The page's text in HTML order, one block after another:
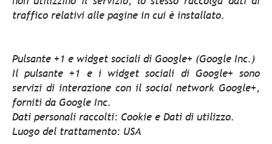
traffico relativi alle pagine in cui è installato.
Pulsante +1 e widget sociali di Google+ (Google Inc.)
Il pulsante +1 e i widget sociali di Google+ sono
servizi di interazione con il social network Google+,
forniti da Google Inc.
Dati personali raccolti: Cookie e Dati di utilizzo.
Luogo del trattamento: USA